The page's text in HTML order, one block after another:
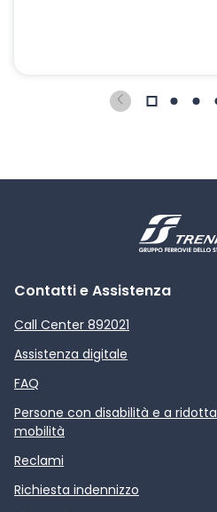
Contatti e Assistenza
Call Center 892021
Assistenza digitale
FAQ
Persone con disabilità e a ridotta
mobilità
Reclami
Richiesta indennizzo